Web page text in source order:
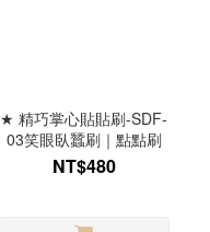
★ 精巧掌心貼貼刷-SDF-
03笑眼臥蠶刷｜點點刷
NT$480